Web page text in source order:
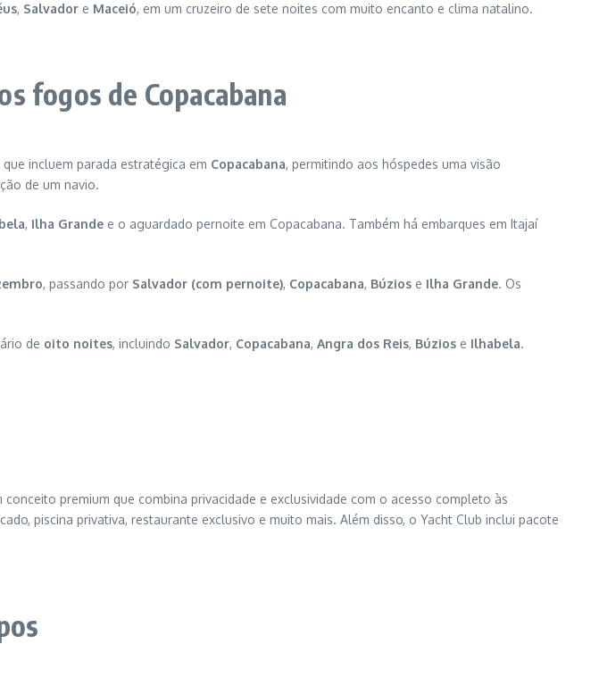
, Salvador e Maceió, em um cruzeiro de sete noites com muito encanto e clima natalino.
fogos de Copacabana
incluem parada estratégica em Copacabana, permitindo aos hóspedes uma visão
de um navio.
, Ilha Grande e o aguardado pernoite em Copacabana. Também há embarques em Itajaí
, passando por Salvador (com pernoite), Copacabana, Búzios e Ilha Grande. Os
de oito noites, incluindo Salvador, Copacabana, Angra dos Reis, Búzios e Ilhabela.
conceito premium que combina privacidade e exclusividade com o acesso completo às
piscina privativa, restaurante exclusivo e muito mais. Além disso, o Yacht Club inclui pacote